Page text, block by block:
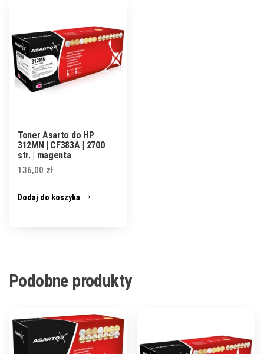
Toner Asarto do HP
312MN | CF383A | 2700
str. | magenta
136,00 zł
Dodaj do koszyka
Podobne produkty